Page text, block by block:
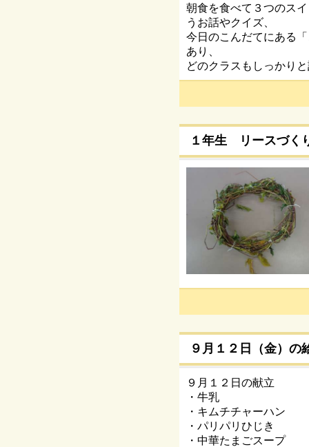
朝食を食べて３つのス
うお話やクイズ、
今日のこんだてにある
あり、
どのクラスもしっかり
１年生 リースづく
９月１２日（金）の
９月１２日の献立
・牛乳
・キムチチャーハン
・パリパリひじき
・中華たまごスープ